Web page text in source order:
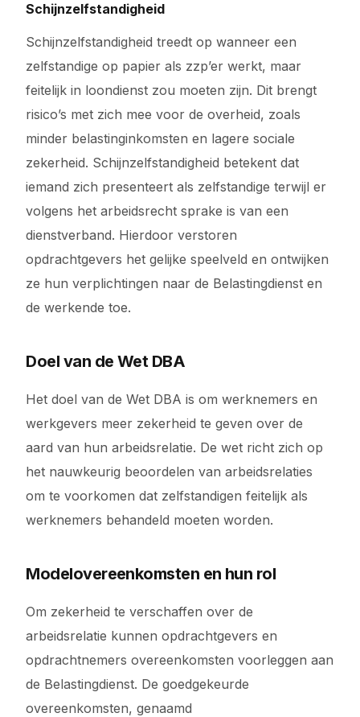
Schijnzelfstandigheid
Schijnzelfstandigheid treedt op wanneer een
zelfstandige op papier als zzp’er werkt, maar
feitelijk in loondienst zou moeten zijn. Dit brengt
risico’s met zich mee voor de overheid, zoals
minder belastinginkomsten en lagere sociale
zekerheid. Schijnzelfstandigheid betekent dat
iemand zich presenteert als zelfstandige terwijl er
volgens het arbeidsrecht sprake is van een
dienstverband. Hierdoor verstoren
opdrachtgevers het gelijke speelveld en ontwijken
ze hun verplichtingen naar de Belastingdienst en
de werkende toe.
Doel van de Wet DBA
Het doel van de Wet DBA is om werknemers en
werkgevers meer zekerheid te geven over de
aard van hun arbeidsrelatie. De wet richt zich op
het nauwkeurig beoordelen van arbeidsrelaties
om te voorkomen dat zelfstandigen feitelijk als
werknemers behandeld moeten worden.
Modelovereenkomsten en hun rol
Om zekerheid te verschaffen over de
arbeidsrelatie kunnen opdrachtgevers en
opdrachtnemers overeenkomsten voorleggen aan
de Belastingdienst. De goedgekeurde
overeenkomsten, genaamd